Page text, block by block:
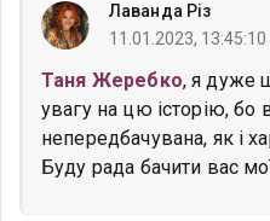
Лаванда Різ
11.01.2023, 13:45:10
Таня Жеребко, я дуже
увагу на цю історію, бо
непередбачувана, як і
Буду рада бачити вас